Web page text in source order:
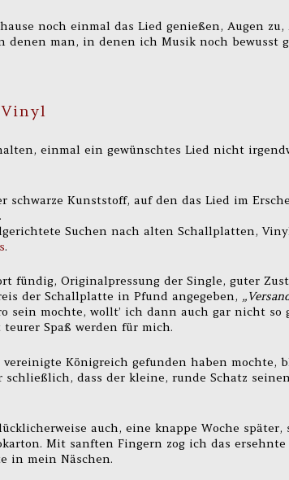
noch einmal das Lied genießen, Augen
denen man, in denen ich Musik noch bewusst
einmal ein gewünschtes Lied nicht
schwarze Kunststoff, auf den das Lied im
Suchen nach alten Schallplatten,
.
fündig, Originalpressung der Single, guter
der Schallplatte in Pfund angegeben,
sein mochte, wollt’ ich dann auch gar nicht so
Spaß werden für mich.
Königreich gefunden haben mochte,
schließlich, dass der kleine, runde Schatz
auch, eine knappe Woche
Mit sanften Fingern zog ich das ersehnte
in mein Näschen.